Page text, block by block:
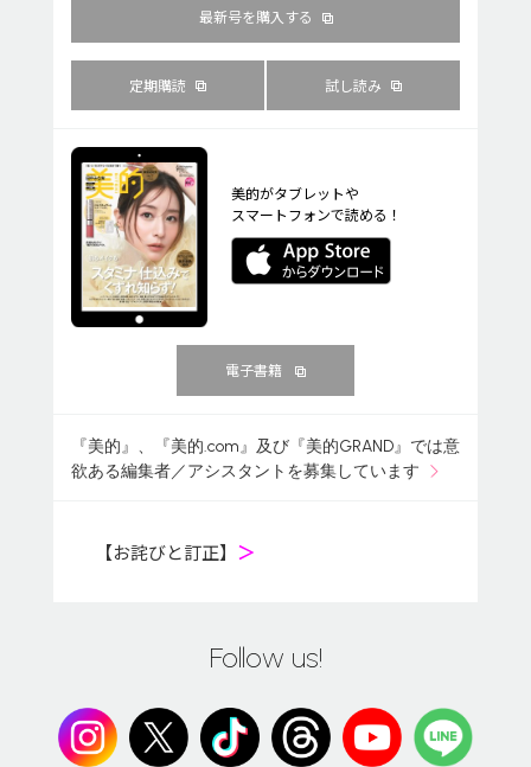
最新号を購入する
定期購読 試し読み
美的がタブレットや
スマートフォンで読める！
電子書籍
『美的』、『美的.com』及び『美的GRAND』では意
欲ある編集者／アシスタントを募集しています
【お詫びと訂正】 ＞
Follow us!